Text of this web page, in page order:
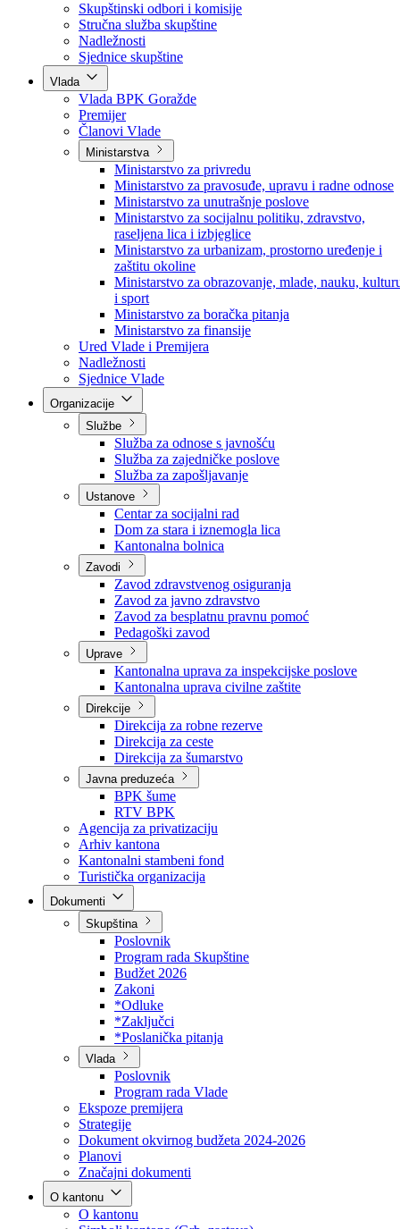
Poslanici po strankama
Poslanici po klubovima naroda
Kolegij skupštine
Skupštinski odbori i komisije
Stručna služba skupštine
Nadležnosti
Sjednice skupštine
Vlada
Vlada BPK Goražde
Premijer
Članovi Vlade
Ministarstva
Ministarstvo za privredu
Ministarstvo za pravosuđe, upravu i radne odnose
Ministarstvo za unutrašnje poslove
Ministarstvo za socijalnu politiku, zdravstvo,
raseljena lica i izbjeglice
Ministarstvo za urbanizam, prostorno uređenje i
zaštitu okoline
Ministarstvo za obrazovanje, mlade, nauku,
i sport
Ministarstvo za boračka pitanja
Ministarstvo za finansije
Ured Vlade i Premijera
Nadležnosti
Sjednice Vlade
Službe
Služba za odnose s javnošću
Služba za zajedničke poslove
Služba za zapošljavanje
Ustanove
Centar za socijalni rad
Dom za stara i iznemogla lica
Kantonalna bolnica
Zavodi
Zavod zdravstvenog osiguranja
Zavod za javno zdravstvo
Zavod za besplatnu pravnu pomoć
Pedagoški zavod
Uprave
Kantonalna uprava za inspekcijske poslove
Kantonalna uprava civilne zaštite
Direkcije
Direkcija za robne rezerve
Direkcija za ceste
Direkcija za šumarstvo
Javna preduzeća
BPK šume
RTV BPK
Agencija za privatizaciju
Arhiv kantona
Kantonalni stambeni fond
Turistička organizacija
Skupština
Poslovnik
Program rada Skupštine
Budžet 2026
Zakoni
*Odluke
*Zaključci
*Poslanička pitanja
Vlada
Poslovnik
Program rada Vlade
Ekspoze premijera
Strategije
Dokument okvirnog budžeta 2024-2026
Planovi
Značajni dokumenti